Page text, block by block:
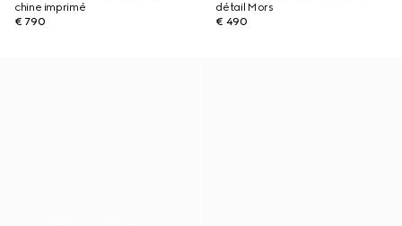
chine imprimé
€ 790
détail Mors
€ 490